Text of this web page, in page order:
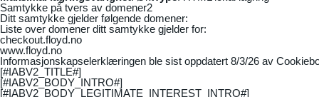
Samtykke på tvers av domener2
Ditt samtykke gjelder følgende domener:
Liste over domener ditt samtykke gjelder for:
checkout.floyd.no
www.floyd.no
Informasjonskapselerklæringen ble sist oppdatert 8/3/26 av
[#IABV2_TITLE#]
[#IABV2_BODY_INTRO#]
[#IABV2_BODY_LEGITIMATE_INTEREST_INTRO#]